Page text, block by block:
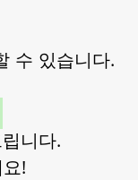
수 있습니다.
니다.
!